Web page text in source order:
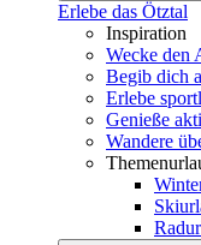
Erlebe das Ötztal
Inspiration
Wecke den
Begib dich
Erlebe
Genieße
Wandere